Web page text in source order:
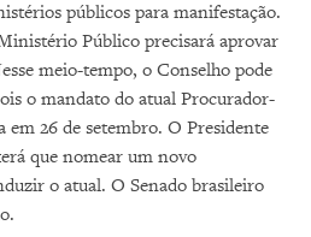
públicos para manifestação.
Público precisará aprovar
meio-tempo, o Conselho pode
o mandato do atual Procurador-
em 26 de setembro. O Presidente
que nomear um novo
o atual. O Senado brasileiro